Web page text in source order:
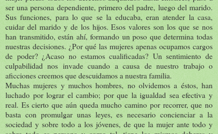
ser una persona dependiente, primero del padre, luego del marido.
Sus funciones, para lo que se la educaba, eran atender la casa,
cuidar del marido y de los hijos. Esos valores son los que se nos
han transmitido, están ahí, formando un poso que determina todas
nuestras decisiones. ¿Por qué las mujeres apenas ocupamos cargos
de poder? ¿Acaso no estamos cualificadas? Un sentimiento de
culpabilidad nos invade cuando a causa de nuestro trabajo o
aficciones creemos que descuidamos a nuestra familia.
Muchas mujeres y muchos hombres, no olvidemos a éstos, han
luchado por lograr el cambio; por que la igualdad sea efectiva y
real. Es cierto que aún queda mucho camino por recorrer, que no
basta con promulgar unas leyes, es necesario concienciar a la
sociedad y sobre todo a los jóvenes, de que la mujer ante todo y